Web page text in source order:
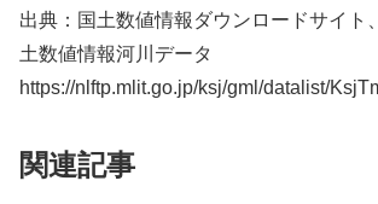
出典：国土数値情報ダウンロードサイト
土数値情報河川データ
https://nlftp.mlit.go.jp/ksj/gml/datalist/
関連記事